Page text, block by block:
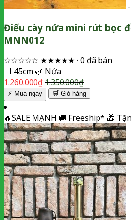
Điếu cày nứa mini rút bọc
MNN012
☆☆☆☆☆ ★★★★★ · 0 đã bán
📐 45cm 🌿 Nứa
1.260.000₫1.350.000₫
⚡ Mua ngay 🛒 Giỏ hàng
🔥SALE MẠNH 🚚 Freeship* 🎁